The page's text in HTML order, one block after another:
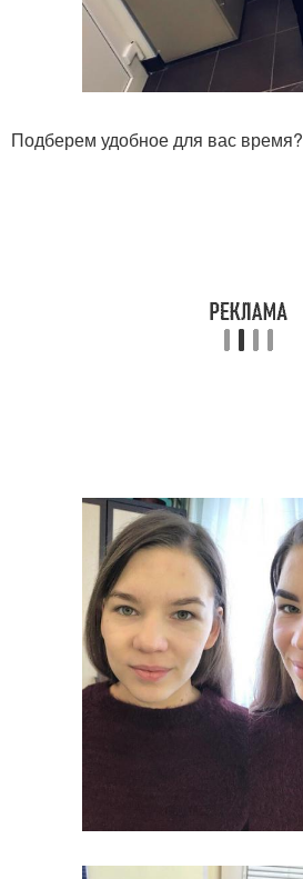
Подберем удобное для вас время?